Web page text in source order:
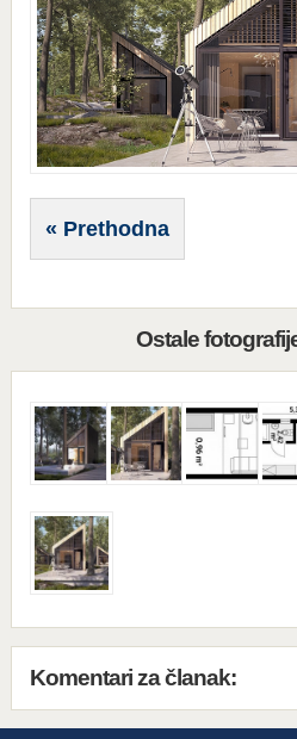
« Prethodna
Ostale
Komentari za članak: